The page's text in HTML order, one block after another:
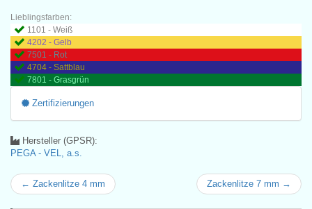
Lieblingsfarben:
1101 - Weiß
4202 - Gelb
7501 - Rot
4704 - Sattblau
7801 - Grasgrün
Zertifizierungen
Hersteller (GPSR):
PEGA - VEL, a.s.
← Zackenlitze 4 mm Zackenlitze 7 mm →